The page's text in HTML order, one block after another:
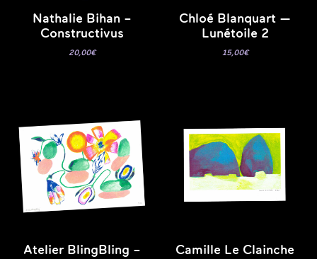
Nathalie Bihan –
Constructivus
20,00€
Chloé Blanquart —
Lunétoile 2
15,00€
Atelier BlingBling –
Camille Le Clainche